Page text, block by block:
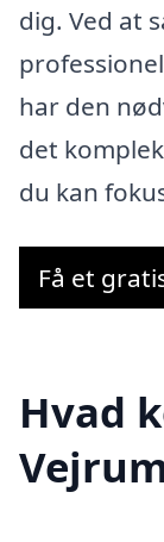
dig. Ved at
har den
det
du kan
Få et
Hvad